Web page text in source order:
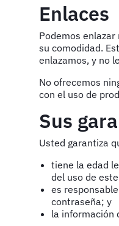
Enlaces
Podemos
su comodidad.
enlazamos, y no
No ofrecemos
con el uso de
Sus
Usted garantiza
tiene la edad
del uso de
es
contraseña; y
la información